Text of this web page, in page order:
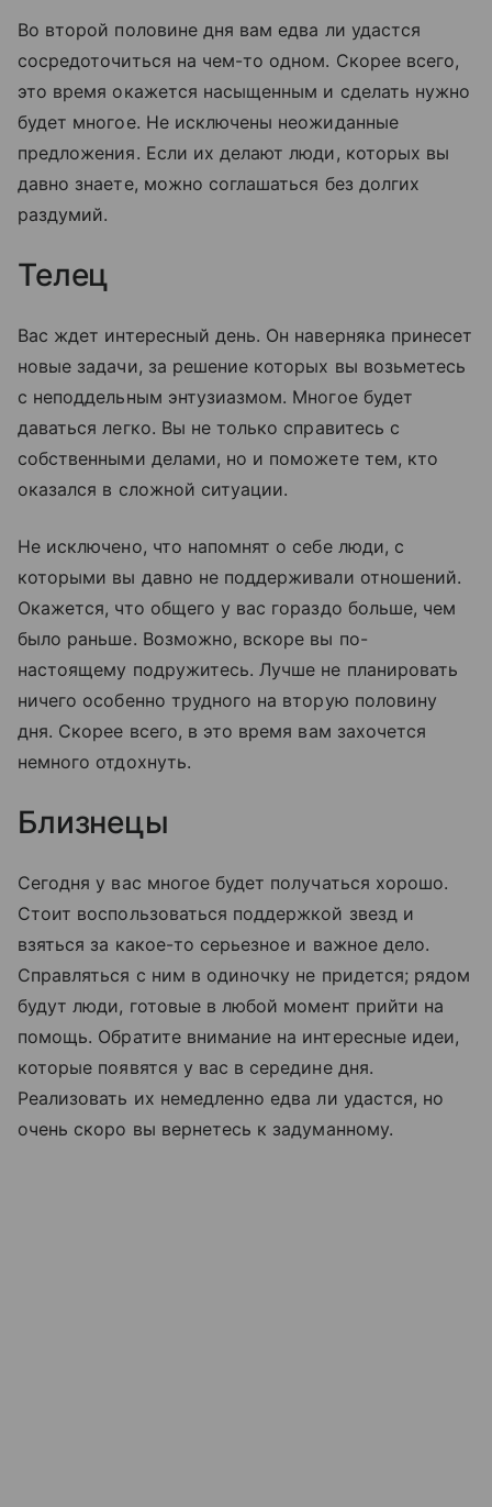
Во второй половине дня вам едва ли удастся
сосредоточиться на чем-то одном. Скорее всего,
это время окажется насыщенным и сделать нужно
будет многое. Не исключены неожиданные
предложения. Если их делают люди, которых вы
давно знаете, можно соглашаться без долгих
раздумий.
Телец
Вас ждет интересный день. Он наверняка принесет
новые задачи, за решение которых вы возьметесь
с неподдельным энтузиазмом. Многое будет
даваться легко. Вы не только справитесь с
собственными делами, но и поможете тем, кто
оказался в сложной ситуации.
Не исключено, что напомнят о себе люди, с
которыми вы давно не поддерживали отношений.
Окажется, что общего у вас гораздо больше, чем
было раньше. Возможно, вскоре вы по-
настоящему подружитесь. Лучше не планировать
ничего особенно трудного на вторую половину
дня. Скорее всего, в это время вам захочется
немного отдохнуть.
Близнецы
Сегодня у вас многое будет получаться хорошо.
Стоит воспользоваться поддержкой звезд и
взяться за какое-то серьезное и важное дело.
Справляться с ним в одиночку не придется; рядом
будут люди, готовые в любой момент прийти на
помощь. Обратите внимание на интересные идеи,
которые появятся у вас в середине дня.
Реализовать их немедленно едва ли удастся, но
очень скоро вы вернетесь к задуманному.